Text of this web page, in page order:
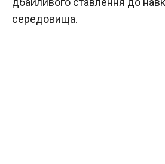
середовища.